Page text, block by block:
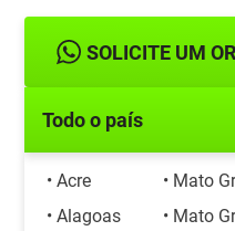
SOLICITE UM
Todo o país
• Acre
• Alagoas
• Mato
• Mato